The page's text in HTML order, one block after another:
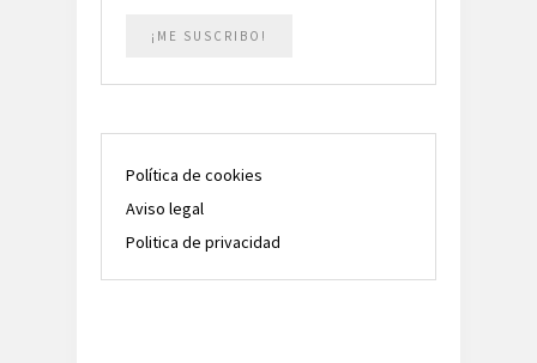
Política de cookies
Aviso legal
Politica de privacidad